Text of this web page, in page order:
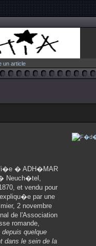
un article
� ADH�MAR
Neuch�tel,
et vendu pour
par une
2 novembre
de l'Association
romande,
quelque
dans le sein de la